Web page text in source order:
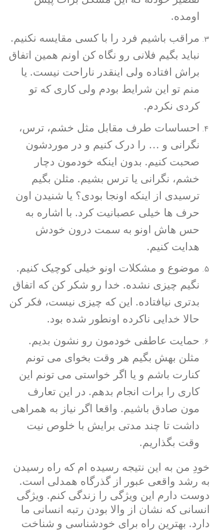
اومده.
مراقب باشیم فرد را با کسی مقایسه نکنیم.
نباید بگیم فلانی رو نگاه کن اونم همین اتفاق
براش افتاده ولی اینقدر ناراحت نیست. یا
منم تو این شرایط بودم ولی کاری که تو
کردی نکردم.
احساسات طرف مقابل مثل خشم، ترس،
نگرانی و … را درک کنیم و در موردشون
صحبت کنیم. بدون اینکه خودمون دچار
خشم، نگرانی یا ترس بشیم. مثلن بگیم
ترسیدی از اینکه اونجا بودی؟ یا شنیدن اون
حرف ها خیلی عصبانیت کرد. با اشاره به
حس هاش اونو به سمت درون خودش
هدایت کنیم.
موضوع و مشکلات اونو خیلی کوچیک کنیم.
نگیم چیزی نشده. خدا رو شکر کن که اتفاق
بدتری نیافتاده. این که چیزی نیست، فکر کن
حالا خدایی ناکرده اونطور شده بود.
حمایت عاطفی خودمون رو نشون بدیم.
مثلن بهش بگیم هر وقت بخوای می تونم
کنارت باشم و یا اگر خواستی می تونم این
کاری را برات انجام بدهم. در این تعارف
مون صادق باشیم. واقعا اگر نیاز به همراهی
داشت تا چند مدتی برایش با خلوص نیت
وقت بگذاریم.
خودِ من به این نتیجه رسیده ام که راه رسیدن
به رشد واقعی عبور از گذرگاه همدلی است.
دوست دارم این ویژگی را زندگی کنم. ویژگی
انسانی که نشان از والا بودن رتبه انسانی ما
دارد. بهترین راه برای خودشناسی و شناخت